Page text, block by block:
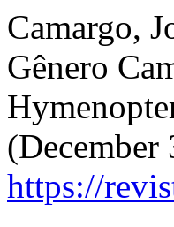
Camargo,
Gênero
(December
https://